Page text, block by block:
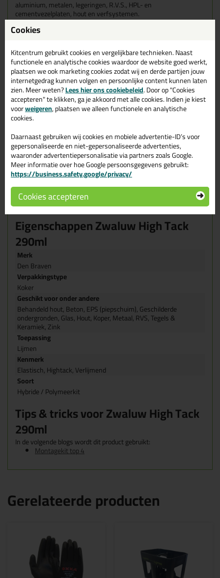
aluminium, metalen, legeringen, R.V.S., HPL- en
cementvezelplaten, hout en verfsystemen.
Ook voor diverse gevelplaatverlijmingen is Zwaluw High Tack
Kenmerken van de Zwaluw High
Tack
Zeer hoge aanvangshechting
Geen fixatie of ondersteuning nodig tijdens uitharden
Hoge eindsterkte, mechanische weerstand en E-modulus
Permanent elastisch
Krimp- en blaasvrij
Niet corrosief t.o.v. metalen
Neutrale uitharding, vrijwel reukloos
Goed bestand tegen vocht en weersomstandigheden
Hecht perfect zonder primer op de meeste, zelfs vochtige,
ondergronden
Per koker valt er ongeveer 7 meter kitril uit te halen!
Eigenschappen Zwaluw High Tack
290ml
Merk
Den Braven
Verpakkingstype
Koker
Geschikt voor onder andere
Behandeld hout, Beton, EPS (piepschuim), Geschilderde
ondergronden, Glas, Hout, Koper, Metaal, RVS, Tegels &
Keramiek, Zink
Toepassing
Lijmen
Kenmerk
Elastisch, Hightack, Verlijmend
Soort
Hybride / Polymeerkit
Tips & tricks voor Zwaluw High Tack
290ml
In de volgende blogs wordt dit product gebruikt:
Montagekit top 4
Gerelateerde producten
Cookies
Kitcentrum gebruikt cookies en vergelijkbare technieken. Naast
functionele en analytische cookies waardoor de website goed werkt,
plaatsen we ook marketing cookies zodat wij en derde partijen jouw
internetgedrag kunnen volgen en persoonlijke content kunnen laten
zien. Meer weten?Lees hier ons cookiebeleid. Door op "Cookies
accepteren" te klikken, ga je akkoord met alle cookies. Indien je kiest
voorweigeren, plaatsen we alleen functionele en analytische
cookies.
Daarnaast gebruiken wij cookies en mobiele advertentie-ID’s voor
gepersonaliseerde en niet-gepersonaliseerde advertenties,
waaronder advertentiepersonalisatie via partners zoals Google.
Meer informatie over hoe Google persoonsgegevens gebruikt:
https://business.safety.google/privacy/
Cookies accepteren